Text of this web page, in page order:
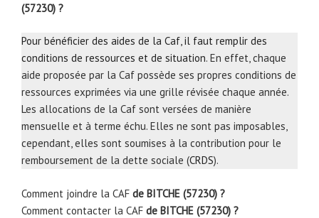
(57230) ?
Pour bénéficier des aides de la Caf, il faut remplir des
conditions de ressources et de situation. En effet, chaque
aide proposée par la Caf possède ses propres conditions de
ressources exprimées via une grille révisée chaque année.
Les allocations de la Caf sont versées de manière
mensuelle et à terme échu. Elles ne sont pas imposables,
cependant, elles sont soumises à la contribution pour le
remboursement de la dette sociale (CRDS).
Comment joindre la CAF de BITCHE (57230) ?
Comment contacter la CAF de BITCHE (57230) ?